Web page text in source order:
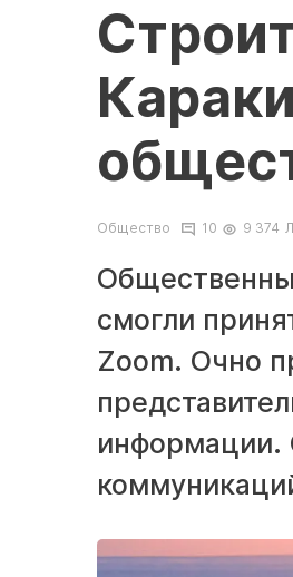
Общество 10 9 374
смогли
Zoom. Очно
информации.